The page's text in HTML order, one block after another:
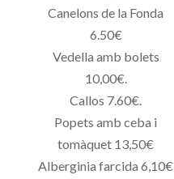
Canelons de la Fonda
6.50€
Vedella amb bolets
10,00€.
Callos 7.60€.
Popets amb ceba i
tomàquet 13,50€
Alberginia farcida 6,10€